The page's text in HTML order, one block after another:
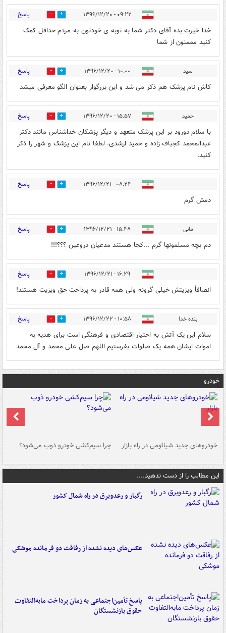
۰۹:۲۲ - ۱۳۹۶/۱۲/۲۰ 41 پاسخ
خدا خیرت بده آقای دکتر شما به نوبه ی خودتون به مردم حداقل کمک
کنید مممنون از شما
سید ۱۰:۰۰ - ۱۳۹۶/۱۲/۲۰ 37 پاسخ
کاش نام پزشک هم ذکر می شد و این بزرگوار بعنوان الگو معرفی میشد
حمید ۱۵:۵۷ - ۱۳۹۶/۱۲/۲۰ 16 پاسخ
با سلام دورود بر این پزشک متعهد و دیگر پزشکان خداشناس مانند دکتر
عبدالمحمد کجباف زاده و حمید ارشدی. لطفا نام این پزشک و شهر را ذکر
کنید.
۰۸:۲۴ - ۱۳۹۶/۱۲/۲۱ 4 پاسخ
دمش گرم
مانی ۱۵:۴۸ - ۱۳۹۶/۱۲/۲۱ 5 پاسخ
دم بچه مسلمونها گرم ...کجا هستند مدعیان دروغین ؟؟؟!!!
۱۶:۲۹ - ۱۳۹۶/۱۲/۲۱ 3 پاسخ
انصافاً ویزیتش خیلی گرونه ولی همه قادر به پرداخت حق ویزیت هستند!
بنده خدا ۱۰:۵۸ - ۱۳۹۶/۱۲/۲۲ 3 پاسخ
سلام این یک آتش به اختیار اقتصادی و فرهنگی است برای هدیه به
اموات ایشان همه یک صلوات بفرستیم اللهم صل علی محمد و آل محمد
خودرو
خودروهای جدید شیائومی در راه بازار چرا سیم‌کشی خودرو ذوب می‌شود؟
این مطالب را از دست ندهید....
رگبار و رعدوبرق در راه شمال کشور
عکس‌های دیده نشده از رفاقت دو فرمانده‌ موشکی
پاسخ تأمین‌اجتماعی به زمان پرداخت مابه‌التفاوت
حقوق بازنشستگان